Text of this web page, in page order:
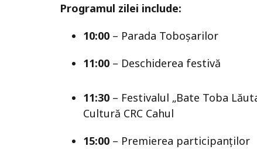
Programul zilei include:
10:00 – Parada Toboșarilor
11:00 – Deschiderea festivă
11:30 – Festivalul „Bate Toba
Cultură CRC Cahul
15:00 – Premierea participanților